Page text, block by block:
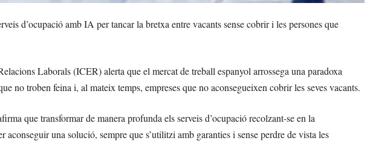
d’ocupació amb IA per tancar la bretxa entre vacants sense cobrir i les persones que
Laborals (ICER) alerta que el mercat de treball espanyol arrossega una paradoxa
no troben feina i, al mateix temps, empreses que no aconsegueixen cobrir les seves vacants.
que transformar de manera profunda els serveis d’ocupació recolzant-se en la
una solució, sempre que s’utilitzi amb garanties i sense perdre de vista les